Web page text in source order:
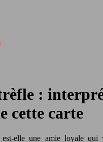
:
cette carte